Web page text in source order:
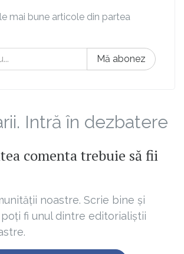
mai bune articole din partea
Mă abonez
Intră în dezbatere
comenta trebuie să fii
noastre. Scrie bine și
fi unul dintre editorialiștii